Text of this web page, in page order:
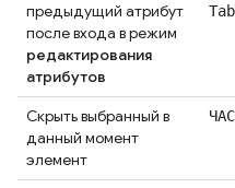
предыдущий атрибут
после входа в режим
редактирования
атрибутов
Tab
Скрыть выбранный в
данный момент
элемент
ЧАС